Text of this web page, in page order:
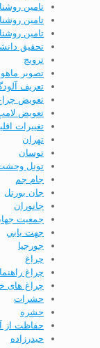
تامين
تامین
تامین
تحقيق
ترویج
تصویر
تعریف
تعویض
تعویض
تغییرات
تهران
توسان
تونل
جام جم
جان بورتل
جانوران
جمعيت
جهت يابي
جورجيا
چراغ
چراغ
چراغ های
حشرات
حشره
حفاظت از
حيدرزاده